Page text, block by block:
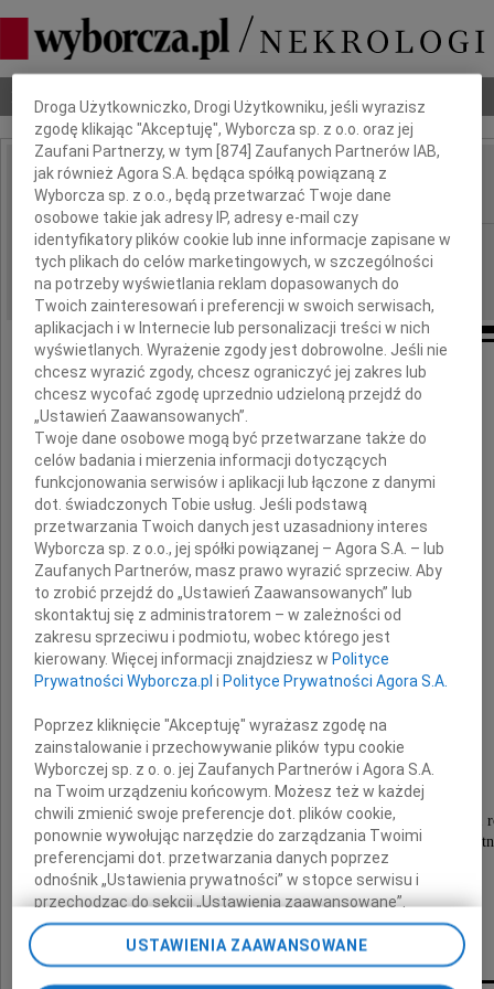
Nekrologi Odeszli Poradnik pogrzebowy
IMIĘ I NAZWISKO: Jacek Płaskociński
REGION: Łódź
DATA EMISJI: 25.01.2011
Nie śmierć rozdziela ludzi, lecz brak miłości
Jim Morrison
Z wielkim bólem zawiadamiam,
że w dniu 21 stycznia 2011 roku
zmarł
Jacek Płaskociński
Był pięknym Człowiekiem.
Pogrzeb odbędzie się w czwartek 27 stycznia 2011
o godzinie 11.45 na cmentarzu Doły przy ulicy
Małgosia
Dbamy o Twoją prywatność
Droga Użytkowniczko, Drogi Użytkowniku, jeśli wyrazisz
zgodę klikając "Akceptuję", Wyborcza sp. z o.o. oraz jej
Zaufani Partnerzy, w tym [874 ] Zaufanych Partnerów IAB,
jak również Agora S.A. będąca spółką powiązaną z
Wyborcza sp. z o.o., będą przetwarzać Twoje dane
osobowe takie jak adresy IP, adresy e-mail czy
identyfikatory plików cookie lub inne informacje zapisane w
tych plikach do celów marketingowych, w szczególności
na potrzeby wyświetlania reklam dopasowanych do
Twoich zainteresowań i preferencji w swoich serwisach,
aplikacjach i w Internecie lub personalizacji treści w nich
wyświetlanych. Wyrażenie zgody jest dobrowolne. Jeśli nie
chcesz wyrazić zgody, chcesz ograniczyć jej zakres lub
chcesz wycofać zgodę uprzednio udzieloną przejdź do
„Ustawień Zaawansowanych”.
Twoje dane osobowe mogą być przetwarzane także do
celów badania i mierzenia informacji dotyczących
funkcjonowania serwisów i aplikacji lub łączone z danymi
dot. świadczonych Tobie usług. Jeśli podstawą
przetwarzania Twoich danych jest uzasadniony interes
Wyborcza sp. z o.o., jej spółki powiązanej – Agora S.A. – lub
Zaufanych Partnerów, masz prawo wyrazić sprzeciw. Aby
to zrobić przejdź do „Ustawień Zaawansowanych” lub
skontaktuj się z administratorem – w zależności od
zakresu sprzeciwu i podmiotu, wobec którego jest
kierowany. Więcej informacji znajdziesz w Polityce
Prywatności Wyborcza.pl i Polityce Prywatności Agora S.A.
Poprzez kliknięcie "Akceptuję" wyrażasz zgodę na
zainstalowanie i przechowywanie plików typu cookie
Wyborczej sp. z o. o. jej Zaufanych Partnerów i Agora S.A.
na Twoim urządzeniu końcowym. Możesz też w każdej
chwili zmienić swoje preferencje dot. plików cookie,
ponownie wywołując narzędzie do zarządzania Twoimi
preferencjami dot. przetwarzania danych poprzez
odnośnik „Ustawienia prywatności” w stopce serwisu i
przechodząc do sekcji „Ustawienia zaawansowane”.
Zmiana ustawień plików cookie możliwa jest także za
pomocą ustawień przeglądarki.
USTAWIENIA ZAAWANSOWANE